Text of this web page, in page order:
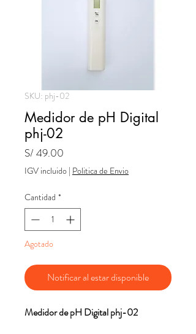
SKU: phj-02
Medidor de pH Digital
phj-02
S/ 49.00
IGV incluido | Politica de Envio
Cantidad *
Agotado
Notificar al estar disponible
Medidor de pH Digital phj-02